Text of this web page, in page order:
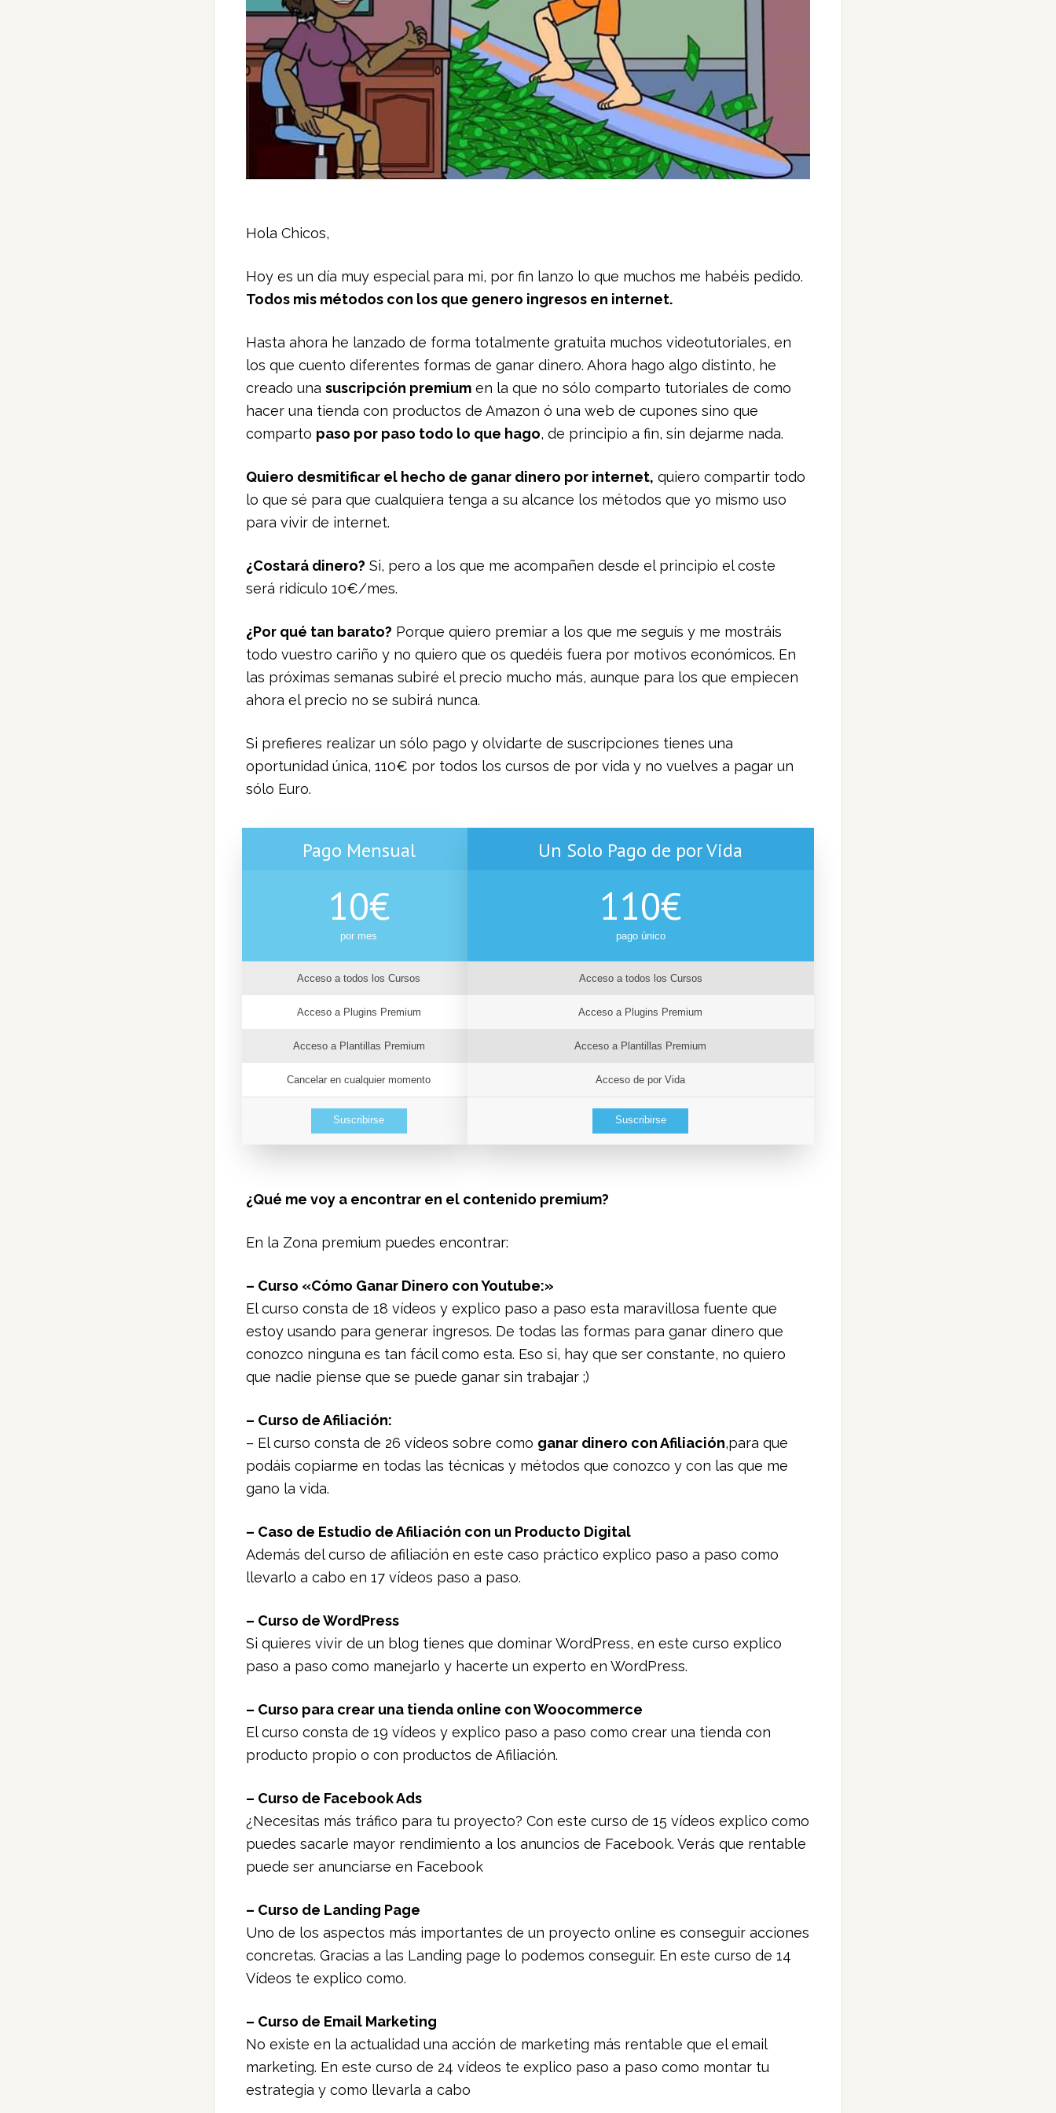
Hola Chicos,
Hoy es un día muy especial para mi, por fin lanzo lo que muchos me habéis pedido.
Todos mis métodos con los que genero ingresos en internet.
Hasta ahora he lanzado de forma totalmente gratuita muchos videotutoriales, en
los que cuento diferentes formas de ganar dinero. Ahora hago algo distinto, he
creado una suscripción premium en la que no sólo comparto tutoriales de como
hacer una tienda con productos de Amazon ó una web de cupones sino que
comparto paso por paso todo lo que hago, de principio a fin, sin dejarme nada.
Quiero desmitificar el hecho de ganar dinero por internet, quiero compartir todo
lo que sé para que cualquiera tenga a su alcance los métodos que yo mismo uso
para vivir de internet.
¿Costará dinero? Si, pero a los que me acompañen desde el principio el coste
será ridículo 10€/mes.
¿Por qué tan barato? Porque quiero premiar a los que me seguís y me mostráis
todo vuestro cariño y no quiero que os quedéis fuera por motivos económicos. En
las próximas semanas subiré el precio mucho más, aunque para los que empiecen
ahora el precio no se subirá nunca.
Si prefieres realizar un sólo pago y olvidarte de suscripciones tienes una
oportunidad única, 110€ por todos los cursos de por vida y no vuelves a pagar un
sólo Euro.
Pago Mensual
10€
por mes
Acceso a todos los Cursos
Acceso a Plugins Premium
Acceso a Plantillas Premium
Cancelar en cualquier momento
Suscribirse
Un Solo Pago de por Vida
110€
pago único
Acceso a todos los Cursos
Acceso a Plugins Premium
Acceso a Plantillas Premium
Acceso de por Vida
Suscribirse
¿Qué me voy a encontrar en el contenido premium?
En la Zona premium puedes encontrar:
– Curso «Cómo Ganar Dinero con Youtube:»
El curso consta de 18 vídeos y explico paso a paso esta maravillosa fuente que
estoy usando para generar ingresos. De todas las formas para ganar dinero que
conozco ninguna es tan fácil como esta. Eso si, hay que ser constante, no quiero
que nadie piense que se puede ganar sin trabajar ;)
– Curso de Afiliación:
– El curso consta de 26 vídeos sobre como ganar dinero con Afiliación,para que
podáis copiarme en todas las técnicas y métodos que conozco y con las que me
gano la vida.
– Caso de Estudio de Afiliación con un Producto Digital
Además del curso de afiliación en este caso práctico explico paso a paso como
llevarlo a cabo en 17 vídeos paso a paso.
– Curso de WordPress
Si quieres vivir de un blog tienes que dominar WordPress, en este curso explico
paso a paso como manejarlo y hacerte un experto en WordPress.
– Curso para crear una tienda online con Woocommerce
El curso consta de 19 vídeos y explico paso a paso como crear una tienda con
producto propio o con productos de Afiliación.
– Curso de Facebook Ads
¿Necesitas más tráfico para tu proyecto? Con este curso de 15 vídeos explico como
puedes sacarle mayor rendimiento a los anuncios de Facebook. Verás que rentable
puede ser anunciarse en Facebook
– Curso de Landing Page
Uno de los aspectos más importantes de un proyecto online es conseguir acciones
concretas. Gracias a las Landing page lo podemos conseguir. En este curso de 14
Vídeos te explico como.
– Curso de Email Marketing
No existe en la actualidad una acción de marketing más rentable que el email
marketing. En este curso de 24 vídeos te explico paso a paso como montar tu
estrategia y como llevarla a cabo